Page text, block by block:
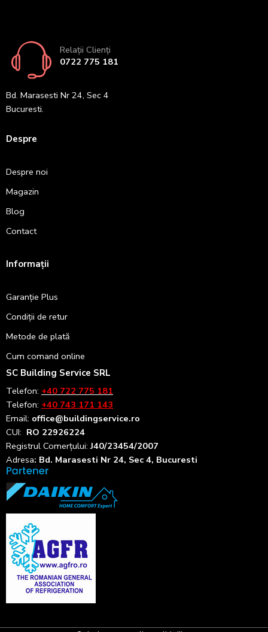
Relații Clienți
0722 775 181
Bd. Marasesti Nr 24, Sec 4
Bucuresti.
Despre
Despre noi
Magazin
Blog
Contact
Informații
Garanție Plus
Condiții de retur
Metode de plată
Cum comand online
SC Building Service SRL
Telefon: +40 722 775 181
Telefon: +40 743 171 143
Email: office@buildingservice.ro
CUI: RO 22926224
Registrul Comerțului:J40/23454/2007
Adresa: Bd. Marasesti Nr 24, Sec 4, Bucuresti